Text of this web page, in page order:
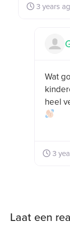
3 years
Wat
heel
3
Laat een